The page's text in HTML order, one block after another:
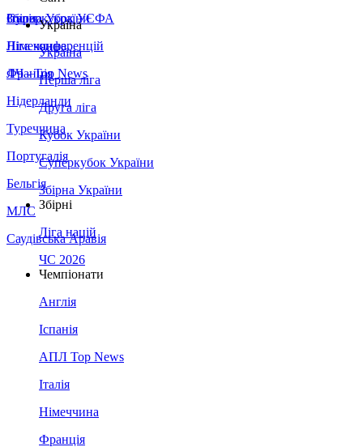
Збірна України
Італія
Німеччина
Франція
Нідерланди
Туреччина
Португалія
Бельгія
МЛС
Саудівська Аравія
Суперкубок УЄФА
Ліга конференцій
ЛЧ - Top News
Україна
Україна
Перша ліга
Друга ліга
Кубок України
Суперкубок України
Збірна України
Збірні
Ліга націй
ЧС 2026
Чемпіонати
Англія
Іспанія
АПЛ Top News
Італія
Німеччина
Франція